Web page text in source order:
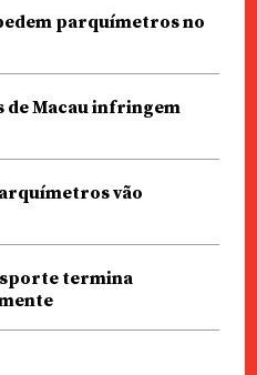
parquímetros no
Macau infringem
vão
termina